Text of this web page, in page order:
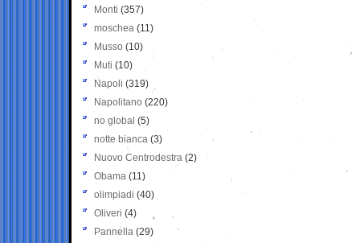
Monti (357)
moschea (11)
Musso (10)
Muti (10)
Napoli (319)
Napolitano (220)
no global (5)
notte bianca (3)
Nuovo Centrodestra (2)
Obama (11)
olimpiadi (40)
Oliveri (4)
Pannella (29)